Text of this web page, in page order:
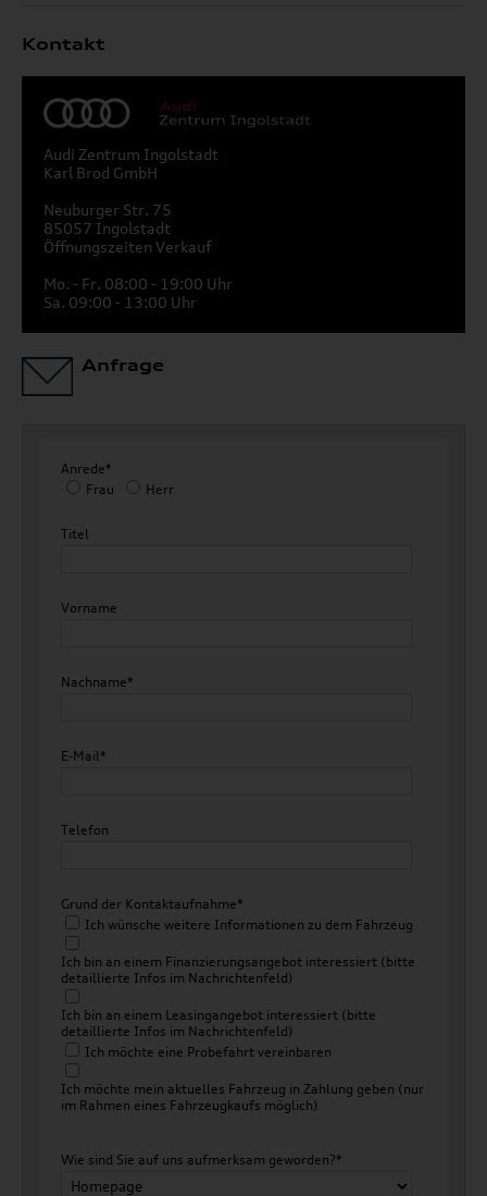
Kontakt
Audi Zentrum Ingolstadt
Karl Brod GmbH
Neuburger Str. 75
85057 Ingolstadt
Öffnungszeiten Verkauf
Mo. - Fr. 08:00 - 19:00 Uhr
Sa. 09:00 - 13:00 Uhr
Anfrage
Anrede*
Frau
Herr
Titel
Vorname
Nachname*
E-Mail*
Telefon
Grund der Kontaktaufnahme*
Ich wünsche weitere Informationen zu dem Fahrzeug
Ich bin an einem Finanzierungsangebot interessiert (bitte
detaillierte Infos im Nachrichtenfeld)
Ich bin an einem Leasingangebot interessiert (bitte
detaillierte Infos im Nachrichtenfeld)
Ich möchte eine Probefahrt vereinbaren
Ich möchte mein aktuelles Fahrzeug in Zahlung geben (nur
im Rahmen eines Fahrzeugkaufs möglich)
Wie sind Sie auf uns aufmerksam geworden?*